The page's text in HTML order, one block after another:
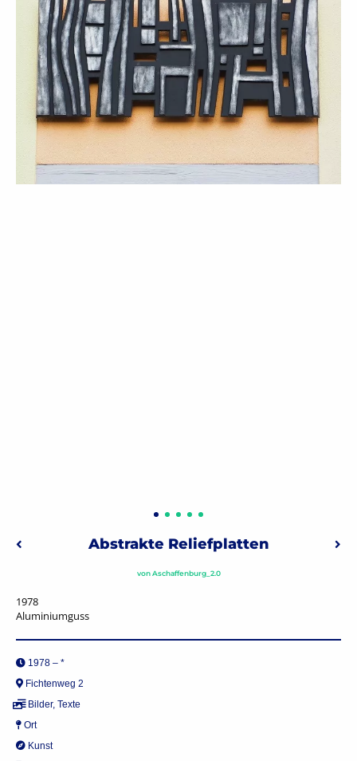
Beitragsnavigation
Vorheriger: Konditorei-Szenen
Abstrakte Reliefplatten
vonAschaffenburg_2.0
1978
Aluminiumguss
1978 – *
Fichtenweg 2
Bilder, Texte
Ort
Kunst